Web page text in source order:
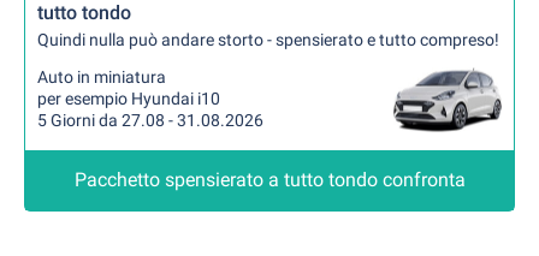
tutto tondo
Quindi nulla può andare storto - spensierato e tutto compreso!
Auto in miniatura
per esempio Hyundai i10
5 Giorni da 27.08 - 31.08.2026
Pacchetto spensierato a tutto tondo confronta